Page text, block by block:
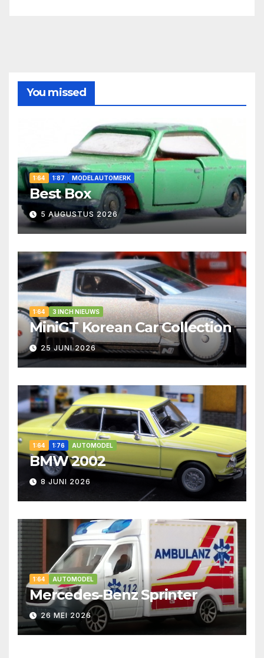
You missed
1:64 1:87 MODELAUTOMERK
Best Box
5 AUGUSTUS 2026
1:64 3 INCH NIEUWS
MiniGT Korean Car Collection
25 JUNI 2026
1:64 1:76 AUTOMODEL
BMW 2002
8 JUNI 2026
1:64 AUTOMODEL
Mercedes-Benz Sprinter
26 MEI 2026